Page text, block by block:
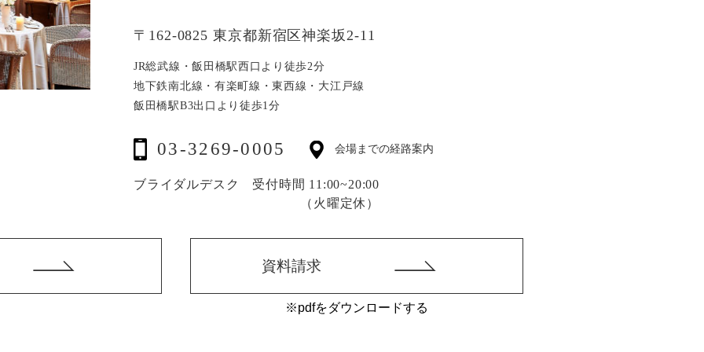
〒162-0825 東京都新宿区神楽坂2-11
JR総武線・飯田橋駅西口より徒歩2分
地下鉄南北線・有楽町線・東西線・大江戸線
飯田橋駅B3出口より徒歩1分
会場までの経路案内
03-3269-0005
ブライダルデスク 受付時間 11:00~20:00
（火曜定休）
資料請求
※pdfをダウンロードする